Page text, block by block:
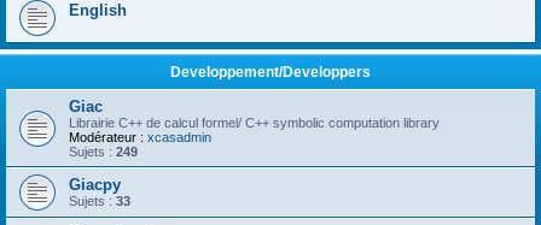
English
Developpement/Developpers
Giac
Librairie C++ de calcul formel/ C++ symbolic computation library
Modérateur : xcasadmin
Sujets : 249
Giacpy
Sujets : 33